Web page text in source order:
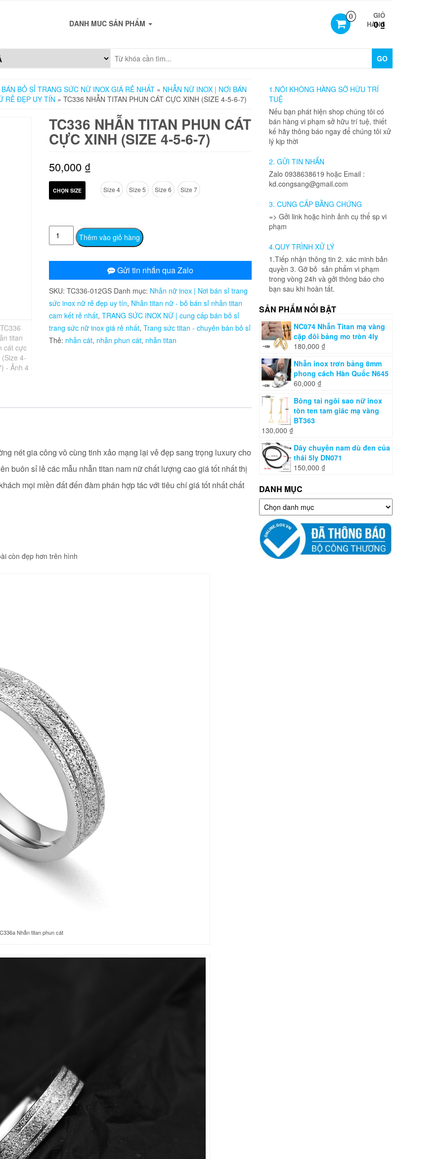
0
GIỎ
HÀNG
0 ₫
DANH MUC SẢN PHẨM
GO
BỎ SỈ TRANG SỨC NỮ INOX GIÁ RẺ NHẤT » NHẪN NỮ INOX | NƠI BÁN
RẺ ĐẸP UY TÍN » TC336 NHẪN TITAN PHUN CÁT CỰC XINH (SIZE 4-5-6-7)
TC336 NHẪN TITAN PHUN CÁT
CỰC XINH (SIZE 4-5-6-7)
50,000 ₫
CHỌN SIZE Size 4 Size 5 Size 6 Size 7
TC336
Nhẫn
cát
cực
xinh
(Size
4-
5-
Thêm vào giỏ hàng
Gửi tin nhắn qua Zalo
SKU: TC336-012GS Danh mục: Nhẫn nữ inox | Nơi bán sỉ trang
sức inox nữ rẻ đẹp uy tín, Nhẫn titan nữ - bỏ bán sỉ nhẫn titan
cam kết rẻ nhất, TRANG SỨC INOX NỮ | cung cấp bán bỏ sỉ
trang sức nữ inox giá rẻ nhất, Trang sức titan - chuyên bán bỏ sỉ
Thẻ: nhẫn cát, nhẫn phun cát, nhẫn titan
nét gia công vô cùng tinh xảo mạng lại vẻ đẹp sang trọng luxury cho
buôn sỉ lẻ các mẫu nhẫn titan nam nữchất lượng cao giá tốt nhất thị
mọi miền đất đến đàm phán hợp tác với tiêu chí giá tốt nhất chất
còn đẹp hơn trên hình
Nhẫn titan phun cát
1.NÓI KHÔNG HÀNG SỠ HỮU TRÍ
TUỆ
Nếu bạn phát hiện shop chúng tôi có
bán hàng vi phạm sở hữu trí tuệ, thiết
kế hãy thông báo ngay để chúng tôi xử
lý kịp thời
2. GỬI TIN NHẮN
Zalo 0938638619 hoặc Email :
kd.congsang@gmail.com
3. CUNG CẤP BẰNG CHỨNG
=> Gởi link hoặc hình ảnh cụ thể sp vi
phạm
4.QUY TRÌNH XỬ LÝ
1.Tiếp nhận thông tin 2. xác minh bản
quyền 3. Gỡ bỏ sản phẩm vi phạm
trong vòng 24h và gởi thông báo cho
bạn sau khi hoàn tất.
SẢN PHẨM NỔI BẬT
NC074 Nhẫn Titan mạ vàng
cặp đôi bảng mo tròn 4ly
180,000 ₫
Nhẫn inox trơn bảng 8mm
phong cách Hàn Quốc N645
60,000 ₫
Bông tai ngôi sao nữ inox
tòn ten tam giác mạ vàng
BT363
130,000 ₫
Dây chuyền nam dù đen của
thái 5ly DN071
150,000 ₫
DANH MỤC
Danh
mục